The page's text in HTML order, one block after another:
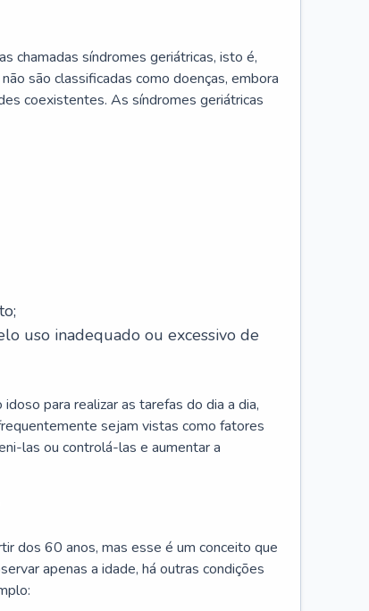
chamadas síndromes geriátricas, isto é,
são classificadas como doenças, embora
coexistentes. As síndromes geriátricas
uso inadequado ou excessivo de
para realizar as tarefas do dia a dia,
sejam vistas como fatores
las ou controlá-las e aumentar a
dos 60 anos, mas esse é um conceito que
apenas a idade, há outras condições